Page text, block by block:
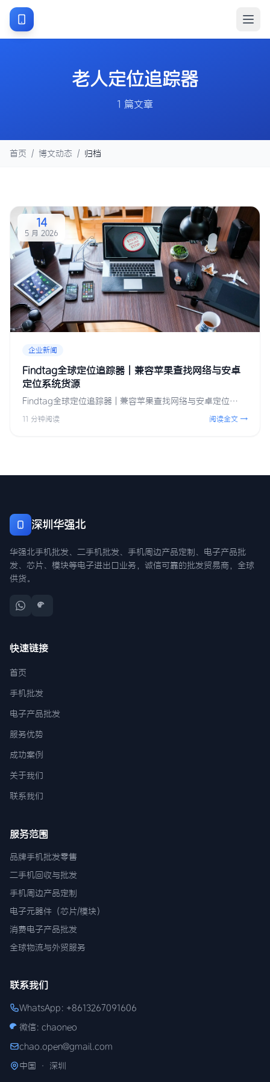
老人定位追踪器
1 篇文章
首页 / 博文动态 / 归档
14
5 月 2026
企业新闻
Findtag全球定位追踪器 | 兼容苹果查找网络与安卓
定位系统货源
Findtag全球定位追踪器 | 兼容苹果查找网络与安卓定位…
11 分钟阅读 阅读全文 →
深圳华强北
华强北手机批发、二手机批发、手机周边产品定制、电子产品批
发、芯片、模块等电子进出口业务，诚信可靠的批发贸易商，全球
供货。
快速链接
首页
手机批发
电子产品批发
服务优势
成功案例
关于我们
联系我们
服务范围
品牌手机批发零售
二手机回收与批发
手机周边产品定制
电子元器件（芯片/模块）
消费电子产品批发
全球物流与外贸服务
联系我们
WhatsApp: +8613267091606
微信: chaoneo
chao.open@gmail.com
中国 · 深圳